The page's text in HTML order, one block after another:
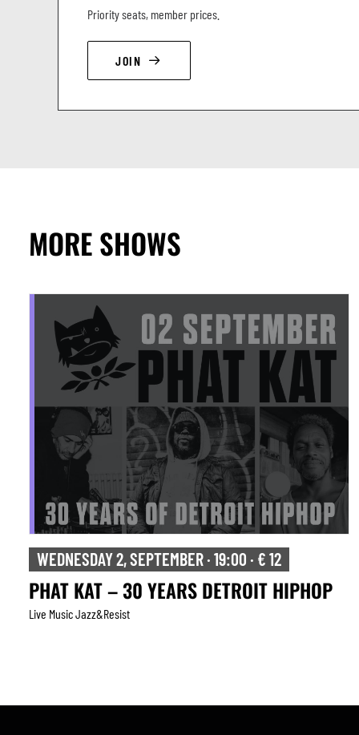
Priority seats, member prices.
JOIN
MORE SHOWS
WEDNESDAY 2, SEPTEMBER · 19:00 · € 12
PHAT KAT – 30 YEARS DETROIT HIPHOP
Live Music Jazz&resist